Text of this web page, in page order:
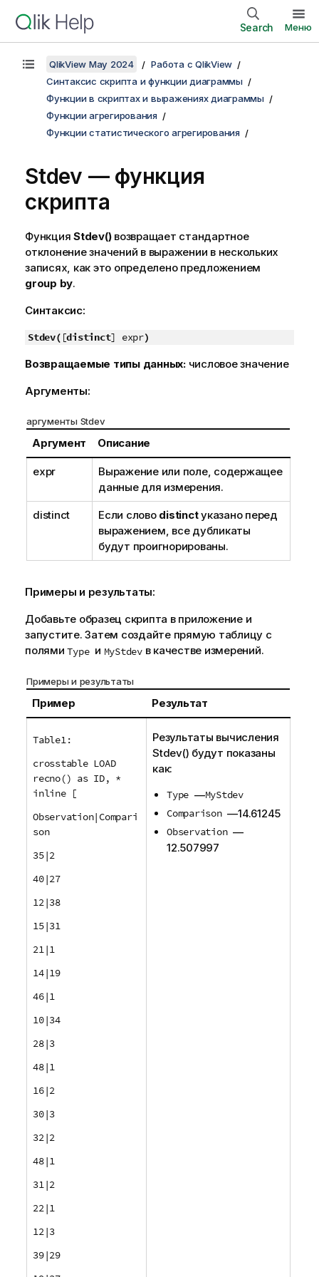
Search Меню
QlikView May 2024
Работа с QlikView
Синтаксис скрипта и функции диаграммы
Функции в скриптах и выражениях диаграммы
Функции агрегирования
Функции статистического агрегирования
Stdev — функция
скрипта
Функция Stdev()возвращает стандартное
отклонение значений в выражении в нескольких
записях, как это определено предложением
group by.
Синтаксис:
Stdev( [distinct] expr)
Возвращаемые типы данных: числовое значение
Аргументы:
аргументы Stdev
Аргумент Описание
expr
Выражение или поле, содержащее
данные для измерения.
distinct Если слово distinctуказано перед
выражением, все дубликаты
будут проигнорированы.
Примеры и результаты:
Добавьте образец скрипта в приложение и
запустите. Затем создайте прямую таблицу с
полямиType и MyStdevв качестве измерений.
Примеры и результаты
Пример Результат
Table1:
crosstable LOAD
recno() as ID, *
inline [
Observation|Compari
son
35|2
40|27
12|38
15|31
21|1
14|19
46|1
10|34
28|3
48|1
16|2
30|3
32|2
48|1
31|2
22|1
12|3
39|29
Результаты вычисления
Stdev() будут показаны
как:
Type —MyStdev
Comparison—14.61245
Observation —
12.507997